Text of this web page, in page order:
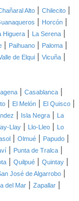
Alto | Chilecito |
| Horcón |
Higuera | La Serena |
| Paihuano | Paloma |
de Elqui | Vicuña |
| Casablanca |
| El Melón | El Quisco |
| Isla Negra |
La
Llay | Llo-Lleo |
Lo
| Olmué | Papudo |
| Punta de Tralca |
| Quilpué | Quintay |
José de Algarrobo |
del Mar | Zapallar |